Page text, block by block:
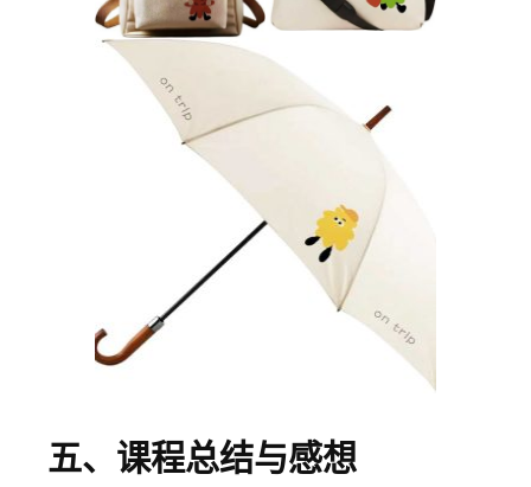
五、课程总结与感想